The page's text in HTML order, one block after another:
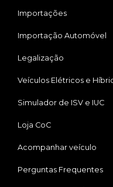
Importações
Importação Automóvel
Legalização
Veículos Elétricos e
Simulador de ISV e IUC
Loja CoC
Acompanhar veículo
Perguntas Frequentes